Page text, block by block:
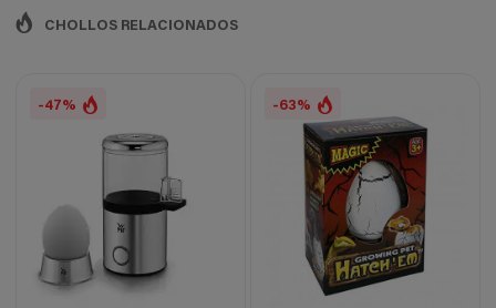
CHOLLOS RELACIONADOS
-47% -63%